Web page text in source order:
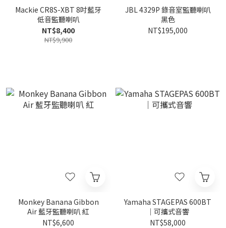
Mackie CR8S-XBT 8吋藍牙
低音監聽喇叭
NT$8,400
NT$9,900
JBL 4329P 錄音室監聽喇叭
黑色
NT$195,000
Monkey Banana Gibbon
Air 藍牙監聽喇叭 紅
NT$6,600
Yamaha STAGEPAS 600BT
｜可攜式音響
NT$58,000